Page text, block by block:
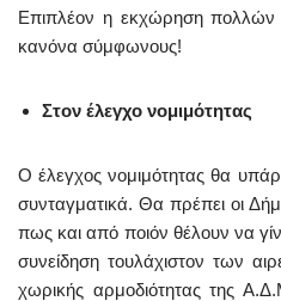
Επιπλέον η εκχώρηση πολλών
κανόνα σύμφωνους!
Στον έλεγχο νομιμότητας
Ο έλεγχος νομιμότητας θα
συνταγματικά. Θα πρέπει οι
πως και από ποιόν θέλουν να
συνείδηση τουλάχιστον των
χωρικής αρμοδιότητας της